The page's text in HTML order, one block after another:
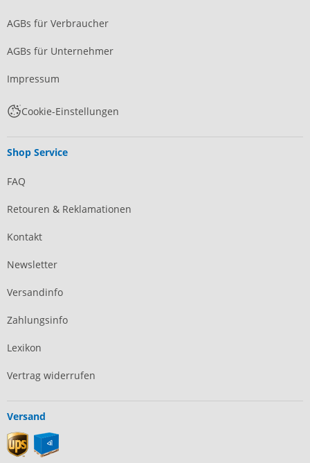
AGBs für Verbraucher
AGBs für Unternehmer
Impressum
Cookie-Einstellungen
Shop Service
FAQ
Retouren & Reklamationen
Kontakt
Newsletter
Versandinfo
Zahlungsinfo
Lexikon
Vertrag widerrufen
Versand